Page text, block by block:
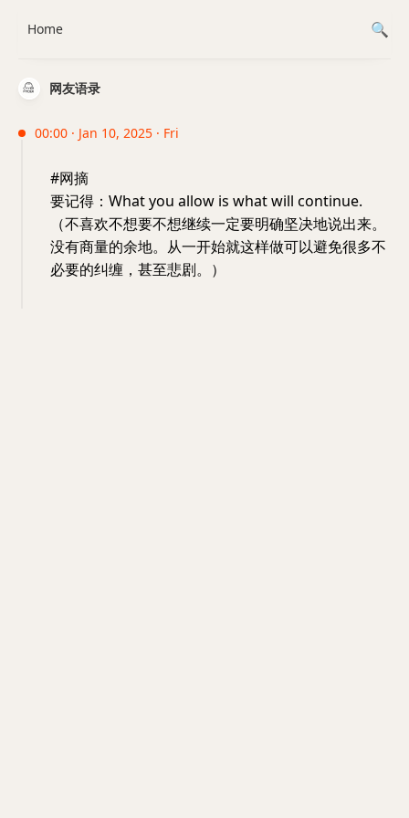
网友语录
00:00 · Jan 10, 2025 · Fri
#网摘
要记得：What you allow is what will continue.
（不喜欢不想要不想继续一定要明确坚决地说出来。
没有商量的余地。从一开始就这样做可以避免很多不
必要的纠缠，甚至悲剧。）
Home